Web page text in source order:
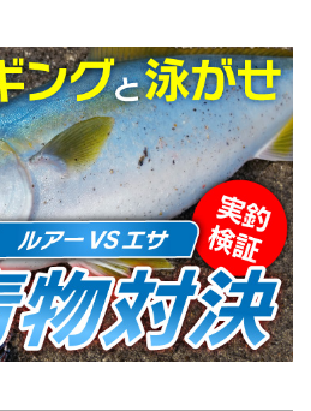
魚種別
エリア別
クニック
ギング超入門